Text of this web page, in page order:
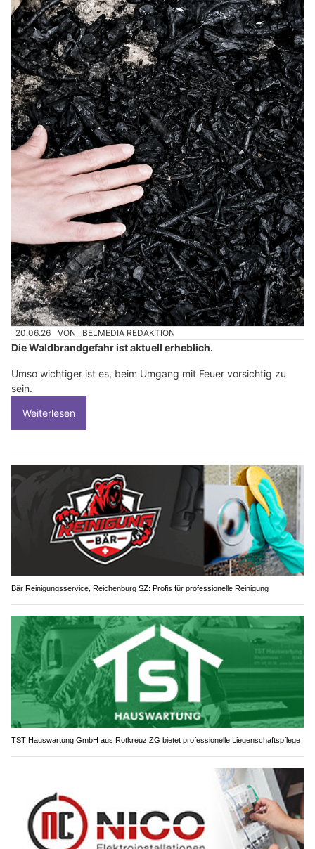
20.06.26 VON BELMEDIA REDAKTION
Die Waldbrandgefahr ist aktuell erheblich.
Umso wichtiger ist es, beim Umgang mit Feuer vorsichtig zu
sein.
Weiterlesen
Bär Reinigungsservice, Reichenburg SZ: Profis für professionelle Reinigung
TST Hauswartung GmbH aus Rotkreuz ZG bietet professionelle Liegenschaftspflege